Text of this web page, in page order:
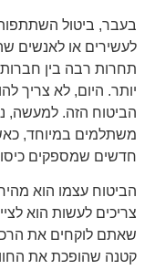
בעבר, ביטול
לעשירים או לאנשים
תחרות רבה בין
יותר. היום, לא צריך
הביטוח הזה. למעשה,
משתלמים במיוחד,
חדשים שמספקים
הביטוח עצמו הוא
צריכים לעשות הוא
שאתם לוקחים את
קטנה שהופכת את